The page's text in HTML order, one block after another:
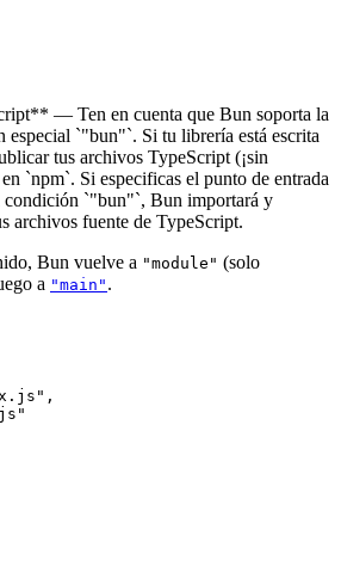
— Ten en cuenta que Bun soporta la
especial `"bun"`. Si tu librería está escrita
tus archivos TypeScript (¡sin
`npm`. Si especificas el punto de entrada
condición `"bun"`, Bun importará y
archivos fuente de TypeScript.
Bun vuelve a "module" (solo
a "main" .
,